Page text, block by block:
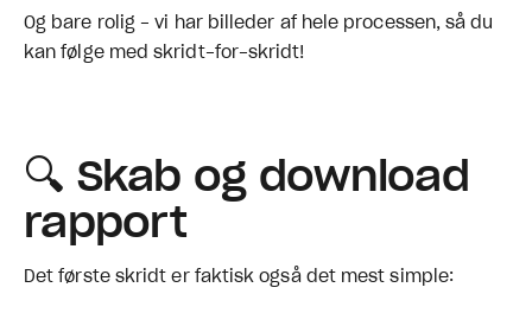
Og bare rolig - vi har billeder af hele processen, så du
kan følge med skridt-for-skridt!
🔍 Skab og download
rapport
Det første skridt er faktisk også det mest simple: